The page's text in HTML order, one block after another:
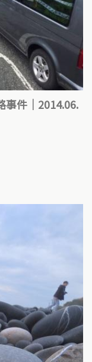
事件｜2014.06.